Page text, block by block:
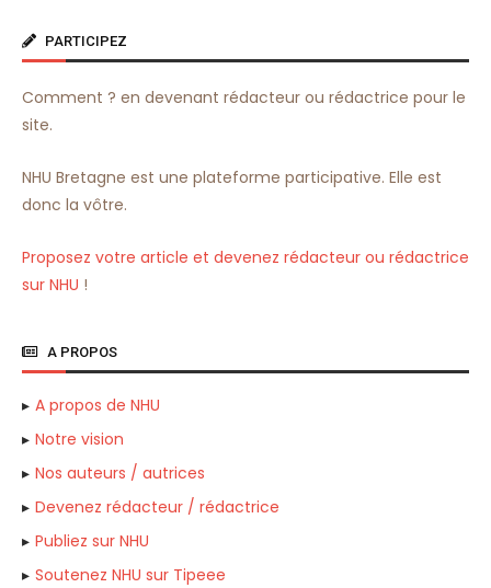
PARTICIPEZ
Comment ? en devenant rédacteur ou rédactrice pour le
site.
NHU Bretagne est une plateforme participative. Elle est
donc la vôtre.
Proposez votre article et devenez rédacteur ou rédactrice
sur NHU !
A PROPOS
A propos de NHU
Notre vision
Nos auteurs / autrices
Devenez rédacteur / rédactrice
Publiez sur NHU
Soutenez NHU sur Tipeee